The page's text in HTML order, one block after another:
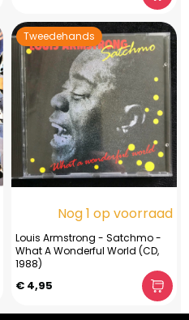
Tweedehands
Nog 1 op voorraad
Louis Armstrong - Satchmo -
What A Wonderful World (CD,
1988)
€ 4,95